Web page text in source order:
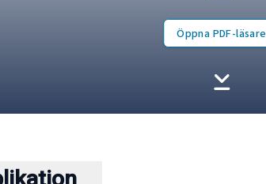
Öppna PDF-läsare